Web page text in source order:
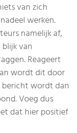
van zich
werken.
namelijk af,
van
Reageert
wordt dit door
bericht wordt dan
Voeg dus
dat hier positief